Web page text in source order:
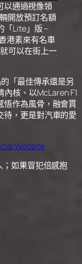
以通過視像領
開放預訂名額
「Lite」版 –
港素來有名車
可以在街上一
「最佳傳承還是另
核、以McLaren F1
悟作為風骨，融會貫
待，更是對汽車的愛
Website
如果冒犯倍感抱